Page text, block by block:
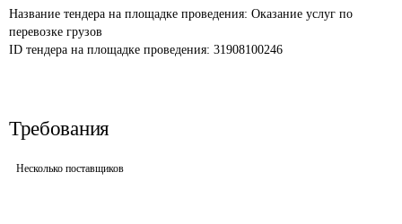
Название тендера на площадке проведения: Оказание услуг по
перевозке грузов
ID тендера на площадке проведения: 31908100246
Требования
Несколько поставщиков